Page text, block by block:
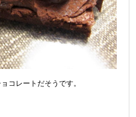
コレートだそうです。